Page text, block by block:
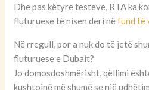
Dhe pas këtyre testeve, RTA ka
fluturuese të nisen deri nëfund të
Në rregull, por a nuk do të jetë
fluturuese e Dubait?
Jo domosdoshmërisht, qëllimi
kushtojnë më shumë se një